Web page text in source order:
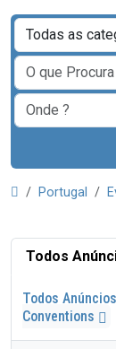
Portugal
Todos
Todos Anúncios
Conventions